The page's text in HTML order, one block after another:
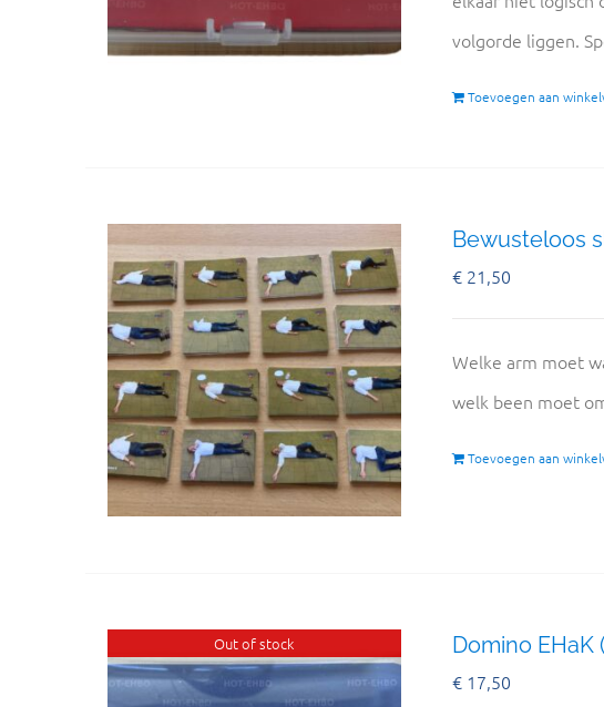
volgorde liggen.
Toevoegen aan
Bewusteloos
€21,50
Welke arm moet
welk been moet
Toevoegen aan
Out of stock Domino EHaK
€17,50